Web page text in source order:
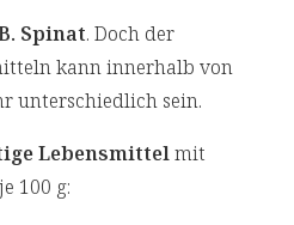
Spinat. Doch der
kann innerhalb von
unterschiedlich sein.
Lebensmittelmit
100 g: